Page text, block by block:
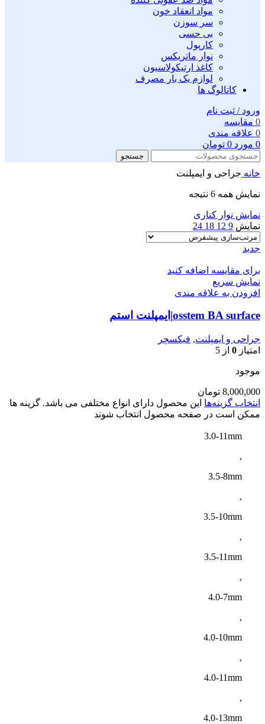
مواد انعقاد خون
سر سوزن
بی حسی
کارپول
نوار ماتریکس
کاغذ ارتیکولاسیون
لوازم یک بار مصرف
کاتالوگ ها
ورود / ثبت نام
0 مقايسه
0 علاقه مندی
0 مورد 0 تومان
جستجو
خانه جراحی و ایمپلنت
نمایش همه 6 نتیجه
نمایش نوار کناری
نمایش 9
12
18
24
جدید
برای مقایسه اضافه کنید
نمایش سریع
افزودن به علاقه مندی
osstem BA surface|ایمپلنت استم
جراحی و ایمپلنت, فیکسچر
امتیاز 0 از 5
موجود
8,000,000 تومان
انتخاب گزینه‌ها این محصول دارای انواع مختلفی می باشد. گزینه ها
ممکن است در صفحه محصول انتخاب شوند
3.0-11mm
,
3.5-8mm
,
3.5-10mm
,
3.5-11mm
,
4.0-7mm
,
4.0-10mm
,
4.0-11mm
,
4.0-13mm